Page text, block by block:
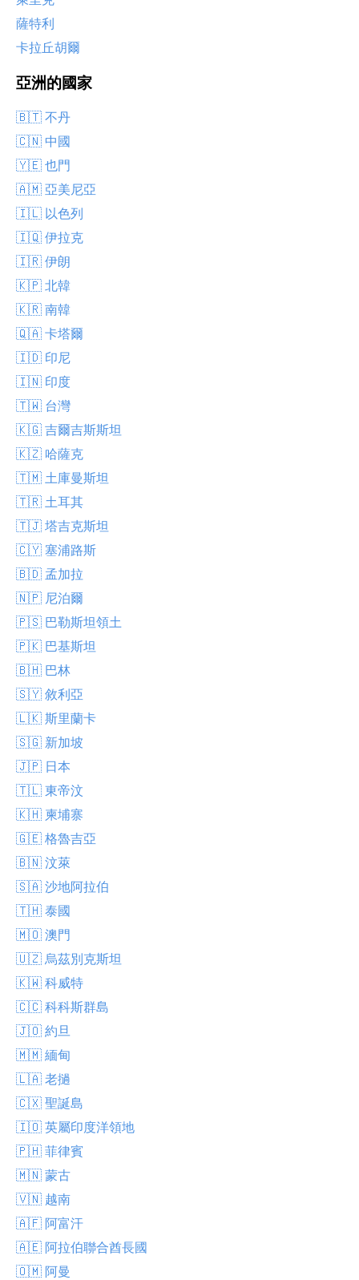
薩特利
卡拉丘胡爾
亞洲的國家
🇧🇹 不丹
🇨🇳 中國
🇾🇪 也門
🇦🇲 亞美尼亞
🇮🇱 以色列
🇮🇶 伊拉克
🇮🇷 伊朗
🇰🇵 北韓
🇰🇷 南韓
🇶🇦 卡塔爾
🇮🇩 印尼
🇮🇳 印度
🇹🇼 台灣
🇰🇬 吉爾吉斯斯坦
🇰🇿 哈薩克
🇹🇲 土庫曼斯坦
🇹🇷 土耳其
🇹🇯 塔吉克斯坦
🇨🇾 塞浦路斯
🇧🇩 孟加拉
🇳🇵 尼泊爾
🇵🇸 巴勒斯坦領土
🇵🇰 巴基斯坦
🇧🇭 巴林
🇸🇾 敘利亞
🇱🇰 斯里蘭卡
🇸🇬 新加坡
🇯🇵 日本
🇹🇱 東帝汶
🇰🇭 柬埔寨
🇬🇪 格魯吉亞
🇧🇳 汶萊
🇸🇦 沙地阿拉伯
🇹🇭 泰國
🇲🇴 澳門
🇺🇿 烏茲別克斯坦
🇰🇼 科威特
🇨🇨 科科斯群島
🇯🇴 約旦
🇲🇲 緬甸
🇱🇦 老撾
🇨🇽 聖誕島
🇮🇴 英屬印度洋領地
🇵🇭 菲律賓
🇲🇳 蒙古
🇻🇳 越南
🇦🇫 阿富汗
🇦🇪 阿拉伯聯合酋長國
🇴🇲 阿曼